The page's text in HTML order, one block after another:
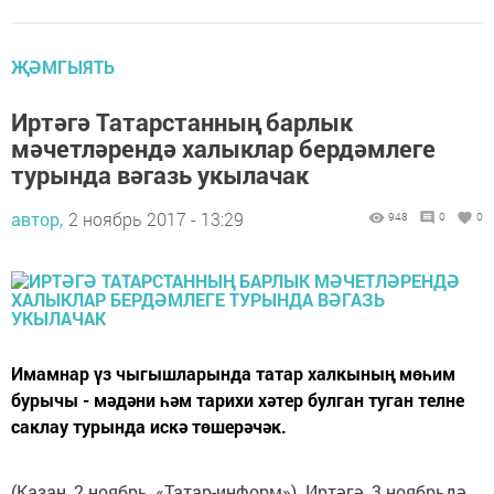
ҖӘМГЫЯТЬ
Иртәгә Татарстанның барлык
мәчетләрендә халыклар бердәмлеге
турында вәгазь укылачак
автор, 2 ноябрь 2017 - 13:29 948 0 0
Имамнар үз чыгышларында татар халкының мөһим
бурычы - мәдәни һәм тарихи хәтер булган туган телне
саклау турында искә төшерәчәк.